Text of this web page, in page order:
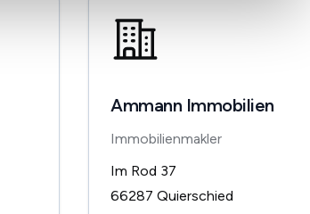
Ammann Immobilien
Immobilienmakler
Im Rod 37
66287 Quierschied